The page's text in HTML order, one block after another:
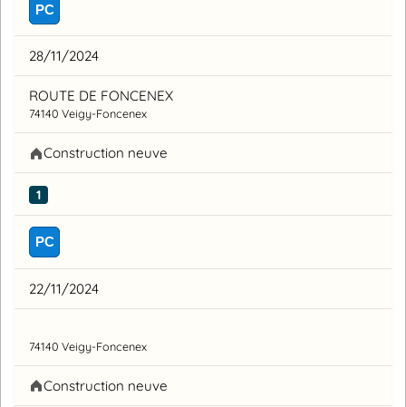
PC
28/11/2024
ROUTE DE FONCENEX
74140 Veigy-Foncenex
Construction neuve
1
PC
22/11/2024
74140 Veigy-Foncenex
Construction neuve